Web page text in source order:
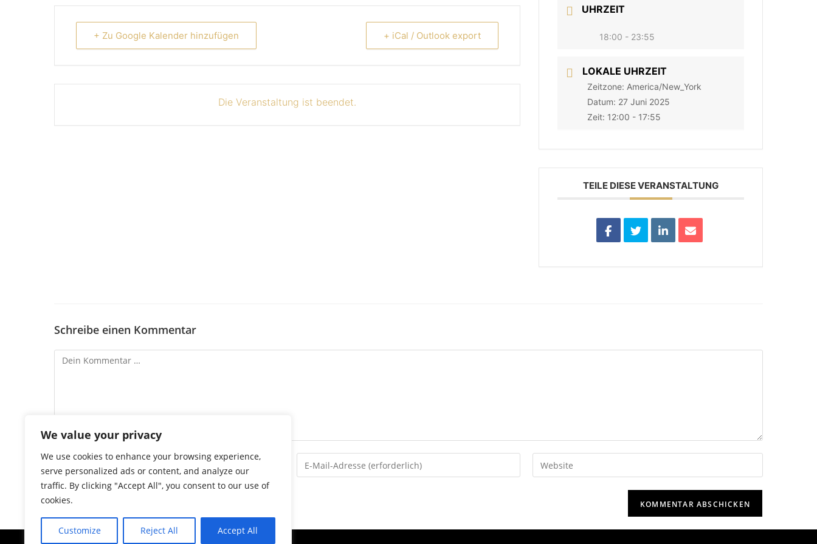
We value your privacy
We use cookies to enhance your browsing experience,
serve personalized ads or content, and analyze our
traffic. By clicking "Accept All", you consent to our use of
cookies.
Customize Reject All Accept All
+ Zu Google Kalender hinzufügen + iCal / Outlook export
Die Veranstaltung ist beendet.
UHRZEIT
18:00 - 23:55
LOKALE UHRZEIT
Zeitzone: America/New_York
Datum: 27 Juni 2025
Zeit: 12:00 - 17:55
TEILE DIESE VERANSTALTUNG
Schreibe einen Kommentar